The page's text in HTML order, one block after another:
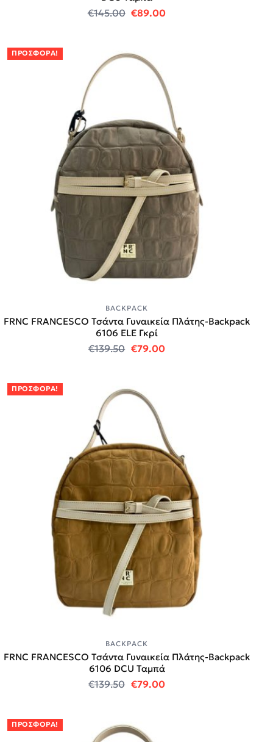
€145.00 Original price was: €145.00.
€89.00Η τρέχουσα τιμή
ΠΡΟΣΦΟΡΆ!
BACKPACK
FRNC FRANCESCO Τσάντα Γυναικεία Πλάτης-Backpack
6106 ELE Γκρί
€139.50 Original price was: €139.50.
€79.00Η τρέχουσα τιμή
ΠΡΟΣΦΟΡΆ!
BACKPACK
FRNC FRANCESCO Τσάντα Γυναικεία Πλάτης-Backpack
6106 DCU Ταμπά
€139.50 Original price was: €139.50.
€79.00Η τρέχουσα τιμή
ΠΡΟΣΦΟΡΆ!